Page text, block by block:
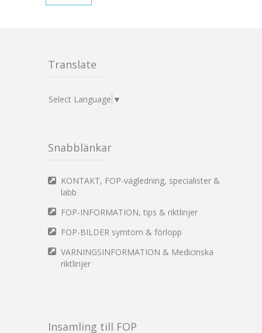
Translate
Select Language ▼
Snabblänkar
KONTAKT, FOP-vägledning, specialister &
labb
FOP-INFORMATION, tips & riktlinjer
FOP-BILDER symtom & förlopp
VARNINGSINFORMATION & Medicinska
riktlinjer
Insamling till FOP